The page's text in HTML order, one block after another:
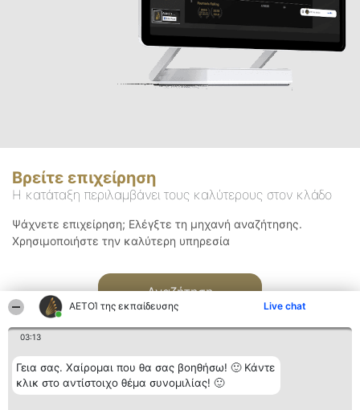
ΑΕΤΟΊ της εκπαίδευσης Live chat
03:13
Γεια σας. Χαίρομαι που θα σας βοηθήσω! 🙂 Κάντε
κλικ στο αντίστοιχο θέμα συνομιλίας! 🙂
Βρείτε επιχείρηση
Η κατάταξη περιλαμβάνει τους καλύτερους στον κλάδο
Ψάχνετε επιχείρηση; Ελέγξτε τη μηχανή αναζήτησης.
Χρησιμοποιήστε την καλύτερη υπηρεσία
Αναζήτηση